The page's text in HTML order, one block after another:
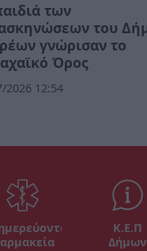
των
του
γνώρισαν το
Όρος
2026 12:54
Κ.Ε.Π
Δήμων